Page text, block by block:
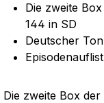
Die zweite
144 in SD
Deutscher Ton
Die zweite Box